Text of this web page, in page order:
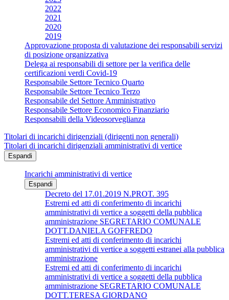
2022
2021
2020
2019
Approvazione proposta di valutazione dei responsabili servizi
di posizione organizzativa
Delega ai responsabili di settore per la verifica delle
certificazioni verdi Covid-19
Responsabile Settore Tecnico Quarto
Responsabile Settore Tecnico Terzo
Responsabile del Settore Amministrativo
Responsabile Settore Economico Finanziario
Responsabili della Videosorveglianza
Titolari di incarichi dirigenziali (dirigenti non generali)
Titolari di incarichi dirigenziali amministrativi di vertice
Espandi
Incarichi amministrativi di vertice
Espandi
Decreto del 17.01.2019 N.PROT. 395
Estremi ed atti di conferimento di incarichi
amministrativi di vertice a soggetti della pubblica
amministrazione SEGRETARIO COMUNALE
DOTT.DANIELA GOFFREDO
Estremi ed atti di conferimento di incarichi
amministrativi di vertice a soggetti estranei alla pubblica
amministrazione
Estremi ed atti di conferimento di incarichi
amministrativi di vertice a soggetti della pubblica
amministrazione SEGRETARIO COMUNALE
DOTT.TERESA GIORDANO